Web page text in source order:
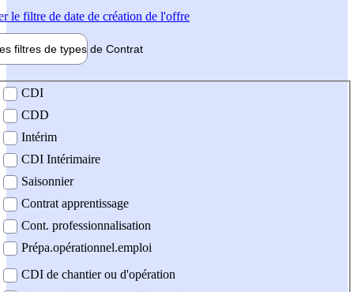
le filtre de date de création de l'offre
filtres de types de Contrat
contrat
CDI
CDD
Intérim
CDI Intérimaire
Saisonnier
Contrat apprentissage
Cont. professionnalisation
Prépa.opérationnel.emploi
CDI de chantier ou d'opération